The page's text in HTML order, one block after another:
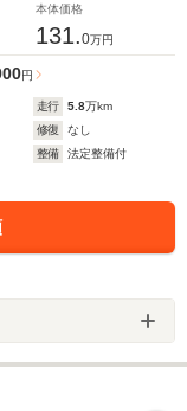
本体価格
131.0万円
円
走行 5.8万km
修復
なし
整備
法定整備付